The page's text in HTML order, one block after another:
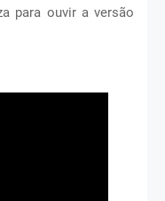
para ouvir a versão